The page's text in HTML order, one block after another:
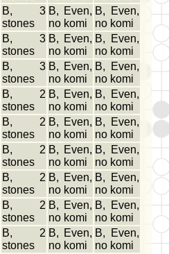
B, 3
stones
B, Even,
no komi
B, Even,
no komi
B, 3
stones
B, Even,
no komi
B, Even,
no komi
B, 3
stones
B, Even,
no komi
B, Even,
no komi
B, 2
stones
B, Even,
no komi
B, Even,
no komi
B, 2
stones
B, Even,
no komi
B, Even,
no komi
B, 2
stones
B, Even,
no komi
B, Even,
no komi
B, 2
stones
B, Even,
no komi
B, Even,
no komi
B, 2
stones
B, Even,
no komi
B, Even,
no komi
B, 2
stones
B, Even,
no komi
B, Even,
no komi